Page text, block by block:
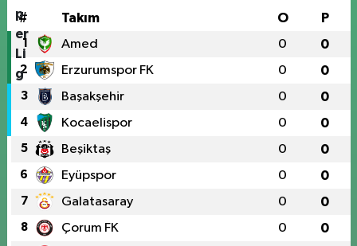
# Takım O P
1 Amed 0 0
2 Erzurumspor FK 0 0
3 Başakşehir 0 0
4 Kocaelispor 0 0
5 Beşiktaş 0 0
6 Eyüpspor 0 0
7 Galatasaray 0 0
8 Çorum FK 0 0